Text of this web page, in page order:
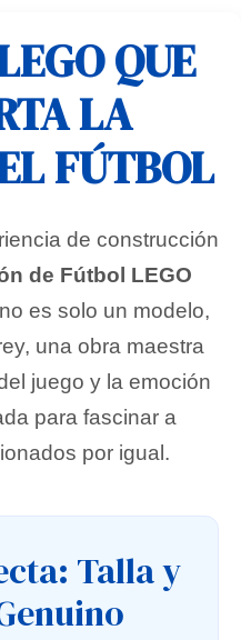
QUE
LA
FÚTBOL
de construcción
de Fútbol LEGO
es solo un modelo,
una obra maestra
juego y la emoción
para fascinar a
por igual.
Talla y